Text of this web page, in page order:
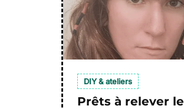
DIY & ateliers
Prêts à relever le